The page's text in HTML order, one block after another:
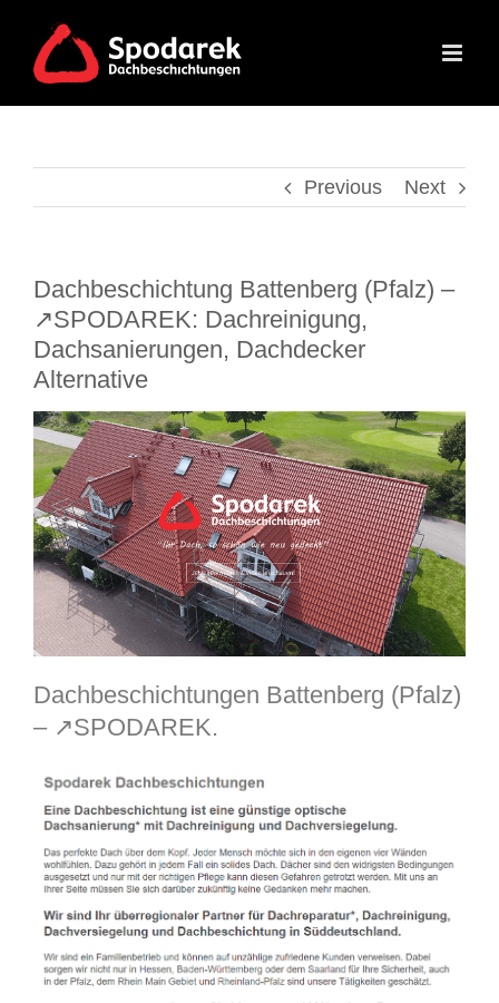
content
Previous Next
Dachbeschichtung Battenberg (Pfalz) –
↗️SPODAREK: Dachreinigung,
Dachsanierungen, Dachdecker
Alternative
Dachbeschichtungen Battenberg (Pfalz)
– ↗️SPODAREK.